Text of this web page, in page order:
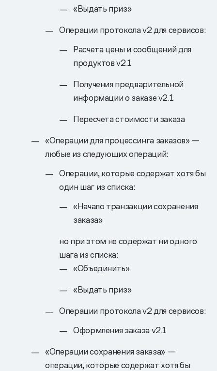
«Выдать приз»
Операции протокола v2 для сервисов:
Расчета цены и сообщений для
продуктов v2.1
Получения предварительной
информации о заказе v2.1
Пересчета стоимости заказа
«Операции для процессинга заказов» —
любые из следующих операций:
Операции, которые содержат хотя бы
один шаг из списка:
«Начало транзакции сохранения
заказа»
но при этом не содержат ни одного
шага из списка:
«Объединить»
«Выдать приз»
Операции протокола v2 для сервисов:
Оформления заказа v2.1
«Операции сохранения заказа» —
операции, которые содержат хотя бы